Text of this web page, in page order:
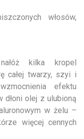
włosów,
kilka kropel
całej twarzy, szyi i
efektu
olej z ulubioną
w żelu –
więcej cennych